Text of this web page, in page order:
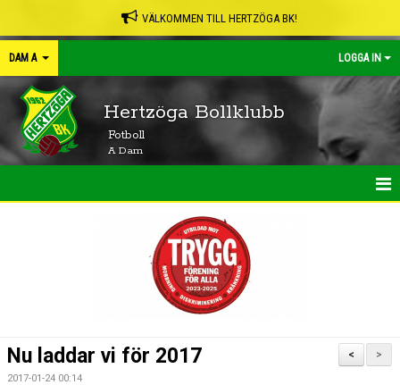
VÄLKOMMEN TILL HERTZÖGA BK!
DAM A LOGGA IN
Hertzöga Bollklubb
Fotboll
A Dam
TRUPPEN
>
<
Nu laddar vi för 2017
2017-01-24 00:14